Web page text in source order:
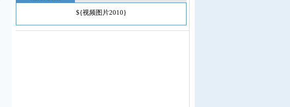
${视频图片2010}